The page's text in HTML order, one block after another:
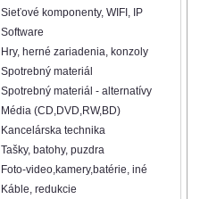
Sieťové komponenty, WIFI, IP
Software
Hry, herné zariadenia, konzoly
Spotrebný materiál
Spotrebný materiál - alternatívy
Média (CD,DVD,RW,BD)
Kancelárska technika
Tašky, batohy, puzdra
Foto-video,kamery,batérie, iné
Káble, redukcie